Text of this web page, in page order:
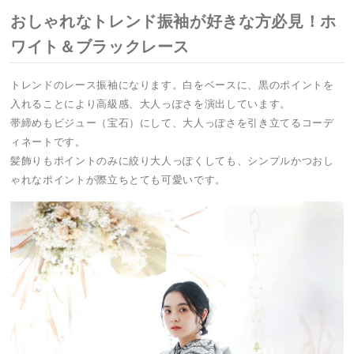
おしゃれなトレンド振袖が好きな方必見！ホ
ワイト＆ブラックレース
トレンドのレース振袖になります。白をベースに、黒のポイントを
入れることにより高級感、大人っぽさを演出しています。
帯締めもビジュー（宝石）にして、大人っぽさを引き立てるコーデ
ィネートです。
髪飾りもポイントのみに絞り大人っぽくしても、シンプルかつおし
ゃれなポイントが際立ちとても可愛いです。